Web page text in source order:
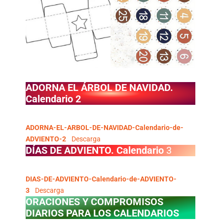
ADORNA EL ÁRBOL DE NAVIDAD.
Calendario 2
ADORNA-EL-ARBOL-DE-NAVIDAD-Calendario-de-
ADVIENTO-2
Descarga
DÍAS DE ADVIENTO. Calendario 3
DIAS-DE-ADVIENTO-Calendario-de-ADVIENTO-
3
Descarga
ORACIONES Y COMPROMISOS
DIARIOS PARA LOS CALENDARIOS